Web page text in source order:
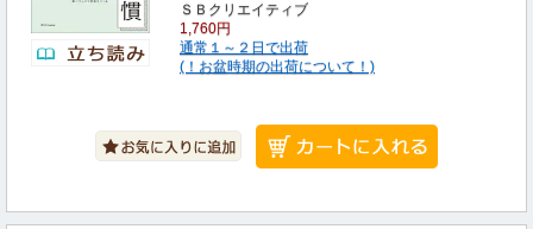
ＳＢクリエイティブ
1,760円
通常１～２日で出荷
(！お盆時期の出荷について！)